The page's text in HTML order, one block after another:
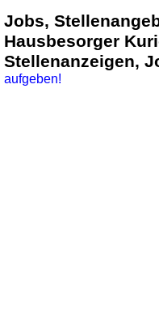
Jobs,
Hausbesorger
Stellenanzeigen,
aufgeben!